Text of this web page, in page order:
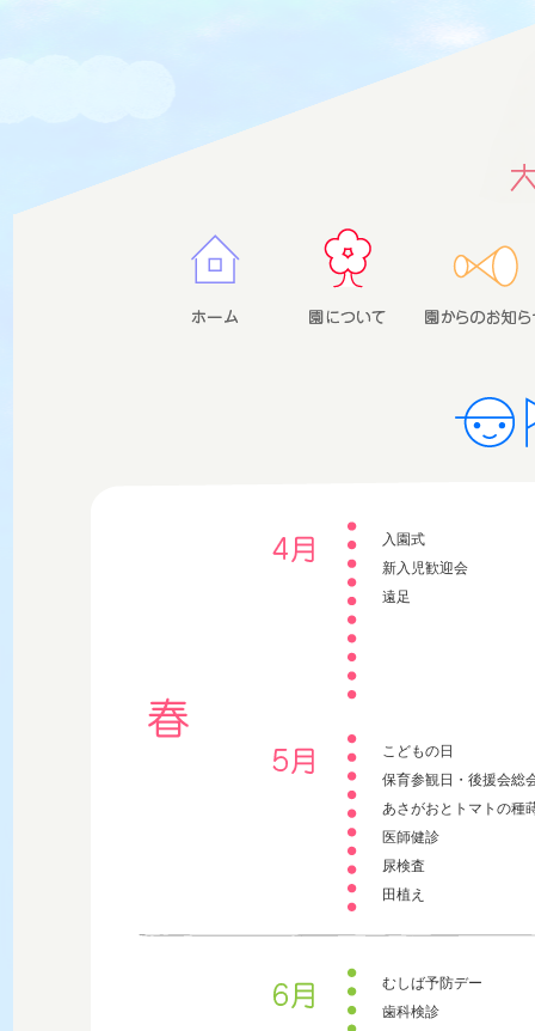
入園式
新入児歓迎会
遠足
こどもの日
保育参観日・後援会総
あさがおとトマトの種
医師健診
尿検査
田植え
むしば予防デー
歯科検診